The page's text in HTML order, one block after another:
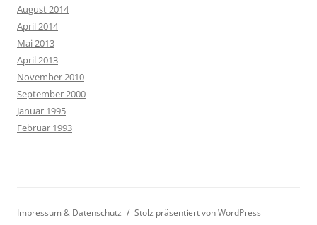
August 2014
April 2014
Mai 2013
April 2013
November 2010
September 2000
Januar 1995
Februar 1993
Impressum & Datenschutz Stolz präsentiert von WordPress